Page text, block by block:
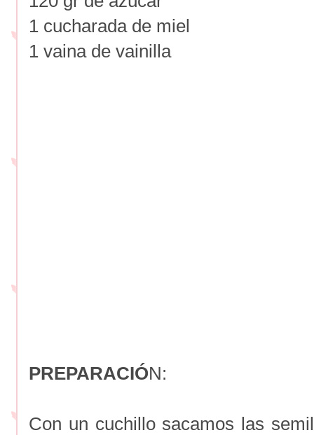
1 cucharada de miel
1 vaina de vainilla
PREPARACIÓN:
Con un cuchillo sacamos las